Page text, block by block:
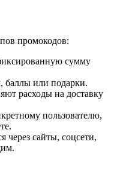
промокодов:
сумму
или подарки.
расходы на доставку
пользователю,
через сайты, соцсети,